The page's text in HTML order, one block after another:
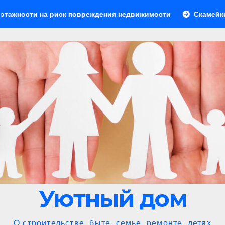
повреждения недвижимости Скамейки для зоны
Уютный дом
О строительстве, быте, семье, ремонте, детях